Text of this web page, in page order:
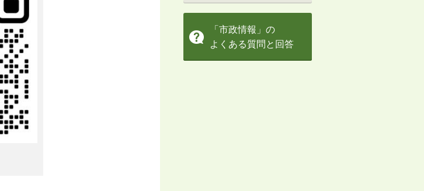
「市政情報」の
よくある質問と回答